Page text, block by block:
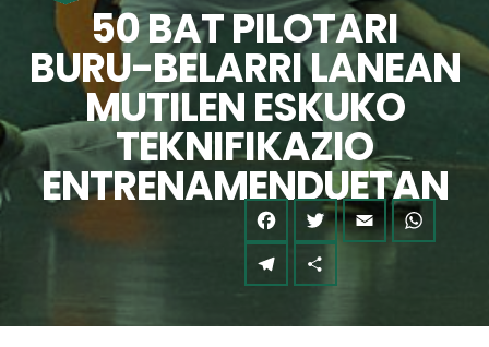
50 BAT PILOTARI
BURU-BELARRI LANEAN
MUTILEN ESKUKO
TEKNIFIKAZIO
ENTRENAMENDUETAN